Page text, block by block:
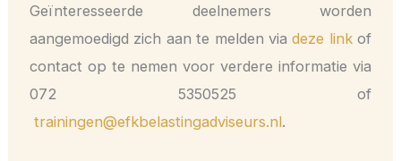
Geïnteresseerde deelnemers worden
aangemoedigd zich aan te melden viadeze linkof
contact op te nemen voor verdere informatie via
072 5350525 of
trainingen@efkbelastingadviseurs.nl.